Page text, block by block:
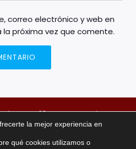
correo electrónico y web en
próxima vez que comente.
FSOC H10 Lanzarote Princess.
WordPress andKubio
la mejor experiencia en
qué cookies utilizamos o